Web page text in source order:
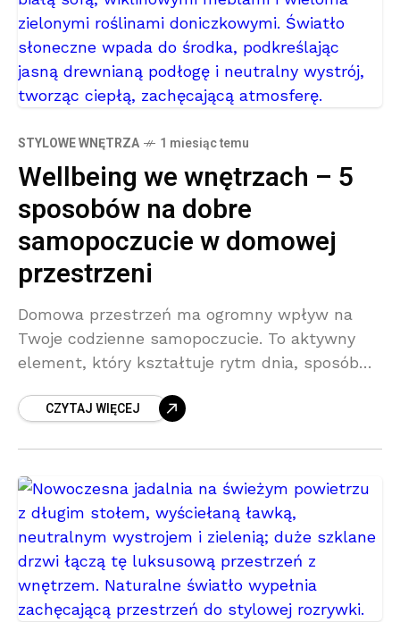
STYLOWE WNĘTRZA 1 miesiąc temu
Wellbeing we wnętrzach – 5
sposobów na dobre
samopoczucie w domowej
przestrzeni
Domowa przestrzeń ma ogromny wpływ na
Twoje codzienne samopoczucie. To aktywny
element, który kształtuje rytm dnia, sposób
jest źle zaprojektowane – brakuje w nim
CZYTAJ WIĘCEJ